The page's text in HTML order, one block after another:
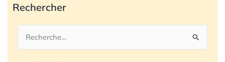
Rechercher
Rechercher :